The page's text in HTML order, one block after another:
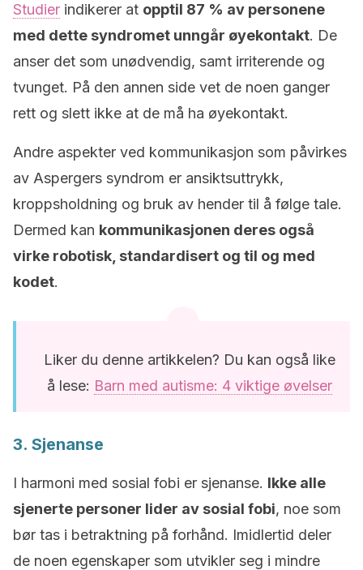
Studier indikerer at opptil 87 % av personene
med dette syndromet unngår øyekontakt. De
anser det som unødvendig, samt irriterende og
tvunget. På den annen side vet de noen ganger
rett og slett ikke at de må ha øyekontakt.
Andre aspekter ved kommunikasjon som påvirkes
av Aspergers syndrom er ansiktsuttrykk,
kroppsholdning og bruk av hender til å følge tale.
Dermed kan kommunikasjonen deres også
virke robotisk, standardisert og til og med
kodet.
Liker du denne artikkelen? Du kan også like
å lese: Barn med autisme: 4 viktige øvelser
3. Sjenanse
I harmoni med sosial fobi er sjenanse. Ikke alle
sjenerte personer lider av sosial fobi, noe som
bør tas i betraktning på forhånd. Imidlertid deler
de noen egenskaper som utvikler seg i mindre